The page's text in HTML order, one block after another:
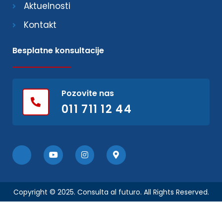
Aktuelnosti
Kontakt
Besplatne konsultacije
Pozovite nas
011 711 12 44
Copyright © 2025. Consulta al futuro. All Rights Reserved.